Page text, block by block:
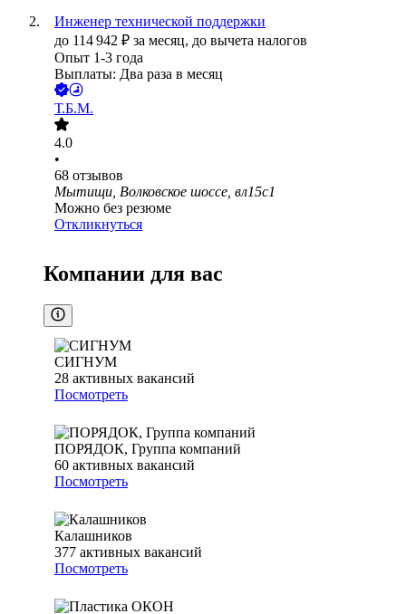
Инженер технической поддержки
до 114 942 ₽ за месяц, до вычета налогов
Опыт 1-3 года
Выплаты: Два раза в месяц
Т.Б.М.
4.0
•
68 отзывов
Мытищи, Волковское шоссе, вл15с1
Можно без резюме
Откликнуться
Компании для вас
СИГНУМ
28 активных вакансий
Посмотреть
ПОРЯДОК, Группа компаний
60 активных вакансий
Посмотреть
Калашников
377 активных вакансий
Посмотреть